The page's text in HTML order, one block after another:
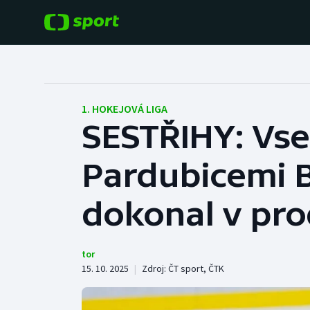
Hokej
Tenis
Atletika
Baseball a softbal
Basketbal
Biatlon
1. HOKEJOVÁ LIGA
SESTŘIHY:
Pardubicemi
dokonal v
tor
15. 10. 2025 | Zdroj: ČT sport, ČTK